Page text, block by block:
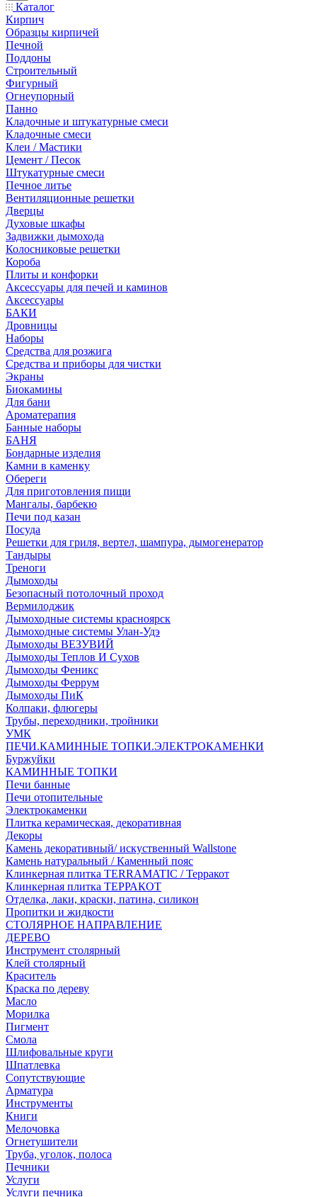
Каталог
Кирпич
Образцы кирпичей
Печной
Поддоны
Строительный
Фигурный
Огнеупорный
Панно
Кладочные и штукатурные смеси
Кладочные смеси
Клеи / Мастики
Цемент / Песок
Штукатурные смеси
Печное литье
Вентиляционные решетки
Дверцы
Духовые шкафы
Задвижки дымохода
Колосниковые решетки
Короба
Плиты и конфорки
Аксессуары для печей и каминов
Аксессуары
БАКИ
Дровницы
Наборы
Средства для розжига
Средства и приборы для чистки
Экраны
Биокамины
Для бани
Ароматерапия
Банные наборы
БАНЯ
Бондарные изделия
Камни в каменку
Обереги
Для приготовления пищи
Мангалы, барбекю
Печи под казан
Посуда
Решетки для гриля, вертел, шампура, дымогенератор
Тандыры
Треноги
Дымоходы
Безопасный потолочный проход
Вермилоджик
Дымоходные системы красноярск
Дымоходные системы Улан-Удэ
Дымоходы ВЕЗУВИЙ
Дымоходы Теплов И Сухов
Дымоходы Феникс
Дымоходы Феррум
Дымоходы ПиК
Колпаки, флюгеры
Трубы, переходники, тройники
УМК
ПЕЧИ.КАМИННЫЕ ТОПКИ.ЭЛЕКТРОКАМЕНКИ
Буржуйки
КАМИННЫЕ ТОПКИ
Печи банные
Печи отопительные
Электрокаменки
Плитка керамическая, декоративная
Декоры
Камень декоративный/ искуственный Wallstone
Камень натуральный / Каменный пояс
Клинкерная плитка TERRAMATIC / Терракот
Клинкерная плитка ТЕРРАКОТ
Отделка, лаки, краски, патина, силикон
Пропитки и жидкости
СТОЛЯРНОЕ НАПРАВЛЕНИЕ
ДЕРЕВО
Инструмент столярный
Клей столярный
Краситель
Краска по дереву
Масло
Морилка
Пигмент
Смола
Шлифовальные круги
Шпатлевка
Сопутствующие
Арматура
Инструменты
Книги
Мелочовка
Огнетушители
Труба, уголок, полоса
Печники
Услуги
Услуги печника